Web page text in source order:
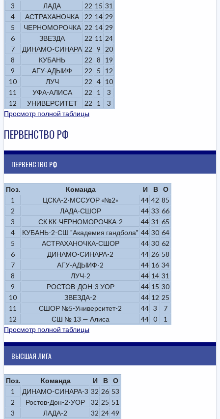
3
ЛАДА 22 15 31
4
АСТРАХАНОЧКА 22 14 29
5
ЧЕРНОМОРОЧКА 22 14 29
6
ЗВЕЗДА 22 11 24
7
ДИНАМО-СИНАРА 22 9
20
8
КУБАНЬ 22 8
19
9
АГУ-АДЫИФ 22 5
12
10
ЛУЧ 22 4 10
11
УФА-АЛИСА 22 1
3
12
УНИВЕРСИТЕТ 22 1
3
Просмотр полной таблицы
ПЕРВЕНСТВО РФ
ПЕРВЕНСТВО РФ
Поз. Команда И В
О
1
ЦСКА-2-МССУОР «№2» 44 42 85
2
ЛАДА-СШОР 44 33 66
3
СК КК-ЧЕРНОМОРОЧКА-2 44 31 65
4
КУБАНЬ-2-СШ "Академия гандбола" 44 30 64
5
АСТРАХАНОЧКА-СШОР 44 30 62
6
ДИНАМО-СИНАРА-2 44 26 58
7
АГУ-АДЫИФ-2 44 16 34
8
ЛУЧ-2 44 14 31
9
РОСТОВ-ДОН-3 УОР 44 15 30
10
ЗВЕЗДА-2 44 12 25
11
СШОР №5-Университет-2 44 3
7
12
СШ № 13 — Алиса 44 0
1
Просмотр полной таблицы
ВЫСШАЯ ЛИГА
Поз. Команда И В
О
1
ДИНАМО-СИНАРА-3 32 26 53
2
Ростов-Дон-2-УОР 32 25 51
3
ЛАДА-2 32 24 49